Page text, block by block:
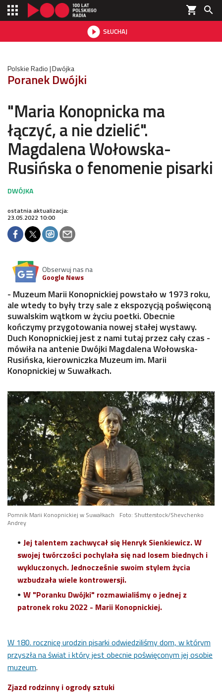
shopping_cart 
 SŁUCHAJ

Polskie Radio Dwójka
Poranek Dwójki
"Maria Konopnicka ma
łączyć, a nie dzielić".
Magdalena Wołowska-
Rusińska o fenomenie pisarki
ostatnia aktualizacja:
23.05.2022 10:00
Obserwuj nas na
Google News
- Muzeum Marii Konopnickiej powstało w 1973 roku,
ale wtedy to były trzy sale z ekspozycją poświęconą
suwalskim wątkom w życiu poetki. Obecnie
kończymy przygotowania nowej stałej wystawy.
Duch Konopnickiej jest z nami tutaj przez cały czas -
mówiła na antenie Dwójki Magdalena Wołowska-
Rusińska, kierowniczka Muzeum im. Marii
Konopnickiej w Suwałkach.
Pomnik Marii Konopnickiej w Suwałkach
Foto: Shutterstock/Shevchenko
Andrey
Jej talentem zachwycał się Henryk Sienkiewicz. W
swojej twórczości pochylała się nad losem biednych i
wykluczonych. Jednocześnie swoim stylem życia
wzbudzała wiele kontrowersji.
W "Poranku Dwójki" rozmawialiśmy o jednej z
patronek roku 2022 - Marii Konopnickiej.
W 180. rocznicę urodzin pisarki odwiedziliśmy dom, w którym
przyszła na świat i który jest obecnie poświęconym jej osobie
muzeum.
Zjazd rodzinny i ogrody sztuki